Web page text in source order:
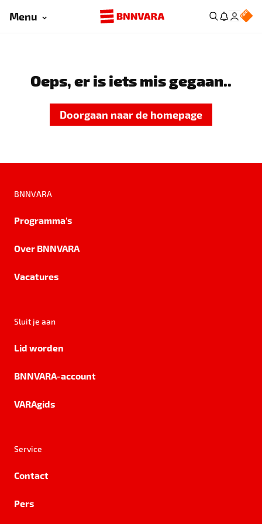
Menu
Oeps, er is iets mis gegaan..
Doorgaan naar de homepage
BNNVARA
Programma's
Over BNNVARA
Vacatures
Sluit je aan
Lid worden
BNNVARA-account
VARAgids
Service
Contact
Pers